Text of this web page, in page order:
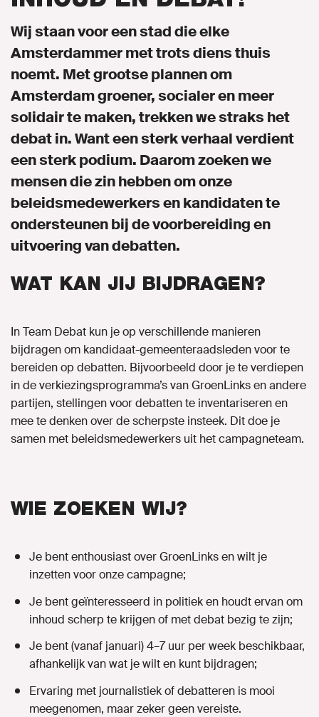
Wij staan voor een stad die elke
Amsterdammer met trots diens thuis
noemt. Met grootse plannen om
Amsterdam groener, socialer en meer
solidair te maken, trekken we straks het
debat in. Want een sterk verhaal verdient
een sterk podium. Daarom zoeken we
mensen die zin hebben om onze
beleidsmedewerkers en kandidaten te
ondersteunen bij de voorbereiding en
uitvoering van debatten.
WAT KAN JIJ BIJDRAGEN?
In Team Debat kun je op verschillende manieren
bijdragen om kandidaat-gemeenteraadsleden voor te
bereiden op debatten. Bijvoorbeeld door je te verdiepen
in de verkiezingsprogramma’s van GroenLinks en andere
partijen, stellingen voor debatten te inventariseren en
mee te denken over de scherpste insteek. Dit doe je
samen met beleidsmedewerkers uit het campagneteam.
WIE ZOEKEN WIJ?
Je bent enthousiast over GroenLinks en wilt je
inzetten voor onze campagne;
Je bent geïnteresseerd in politiek en houdt ervan om
inhoud scherp te krijgen of met debat bezig te zijn;
Je bent (vanaf januari) 4–7 uur per week beschikbaar,
afhankelijk van wat je wilt en kunt bijdragen;
Ervaring met journalistiek of debatteren is mooi
meegenomen, maar zeker geen vereiste.
Gemeenteraadsverkiezingen 2026
Naar GroenLinks.nl
MIJN GROENLINKS
ENGLISH